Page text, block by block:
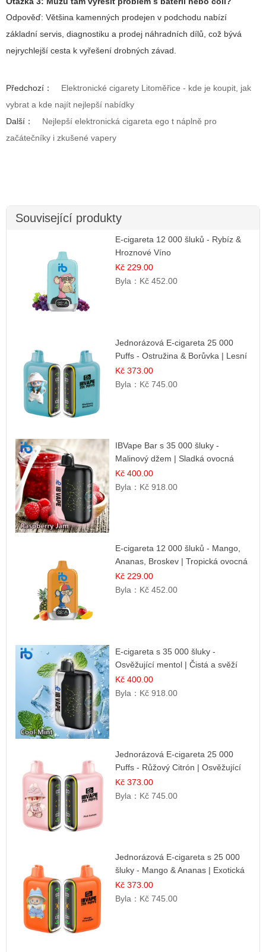
Odpověď: Většina kamenných prodejen v podchodu nabízí
základní servis, diagnostiku a prodej náhradních dílů, což bývá
nejrychlejší cesta k vyřešení drobných závad.
Předchozí：
Elektronické cigarety Litoměřice - kde je koupit, jak
vybrat a kde najít nejlepší nabídky
Další：
Nejlepší elektronická cigareta ego t náplně pro
začátečníky i zkušené vapery
Související produkty
E-cigareta 12 000 šluků - Rybíz &
Hroznové Víno
Kč 229.00
Byla： Kč 452.00
Jednorázová E-cigareta 25 000
Puffs - Ostružina & Borůvka | Lesní
ovocná směs
Kč 373.00
Byla： Kč 745.00
IBVape Bar s 35 000 šluky -
Malinový džem | Sladká ovocná
příchuť
Kč 400.00
Byla： Kč 918.00
E-cigareta 12 000 šluků - Mango,
Ananas, Broskev | Tropická ovocná
směs
Kč 229.00
Byla： Kč 452.00
E-cigareta s 35 000 šluky -
Osvěžující mentol | Čistá a svěží
chuť
Kč 400.00
Byla： Kč 918.00
Jednorázová E-cigareta 25 000
Puffs - Růžový Citrón | Osvěžující
citrusová příchuť
Kč 373.00
Byla： Kč 745.00
Jednorázová E-cigareta s 25 000
šluky - Mango & Ananas | Exotická
ovocná směs
Kč 373.00
Byla： Kč 745.00